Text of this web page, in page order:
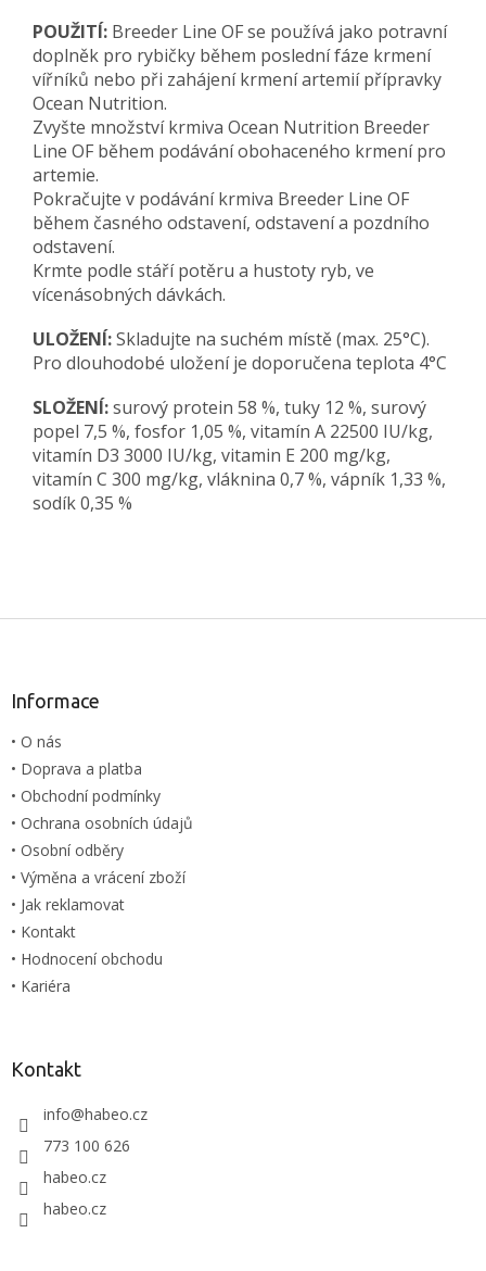
POUŽITÍ: Breeder Line OF se používá jako potravní
doplněk pro rybičky během poslední fáze krmení
vířníků nebo při zahájení krmení artemií přípravky
Ocean Nutrition.
Zvyšte množství krmiva Ocean Nutrition Breeder
Line OF během podávání obohaceného krmení pro
artemie.
Pokračujte v podávání krmiva Breeder Line OF
během časného odstavení, odstavení a pozdního
odstavení.
Krmte podle stáří potěru a hustoty ryb, ve
vícenásobných dávkách.
ULOŽENÍ:Skladujte na suchém místě (max. 25°C).
Pro dlouhodobé uložení je doporučena teplota 4°C
SLOŽENÍ:surový protein 58 %, tuky 12 %, surový
popel 7,5 %, fosfor 1,05 %, vitamín A 22500 IU/kg,
vitamín D3 3000 IU/kg, vitamin E 200 mg/kg,
vitamín C 300 mg/kg, vláknina 0,7 %, vápník 1,33 %,
sodík 0,35 %
Informace
• O nás
• Doprava a platba
• Obchodní podmínky
• Ochrana osobních údajů
• Osobní odběry
• Výměna a vrácení zboží
• Jak reklamovat
• Kontakt
• Hodnocení obchodu
• Kariéra
Kontakt
info@habeo.cz
773 100 626
habeo.cz
habeo.cz